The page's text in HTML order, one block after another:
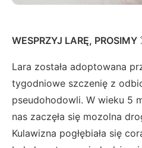
WESPRZYJ LARĘ, PROSIMY
Lara została adoptowana
tygodniowe szczenię z
pseudohodowli. W wieku 5
nas zaczęła się mozolna
Kulawizna pogłębiała się